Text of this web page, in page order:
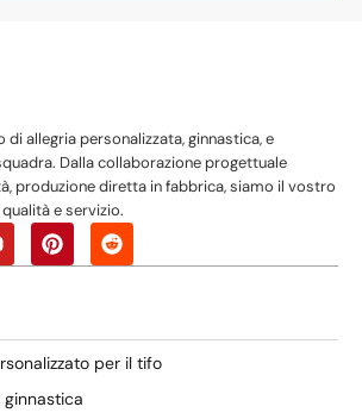
allegria personalizzata, ginnastica, e
Dalla collaborazione progettuale
produzione diretta in fabbrica, siamo il vostro
e servizio.
per il tifo